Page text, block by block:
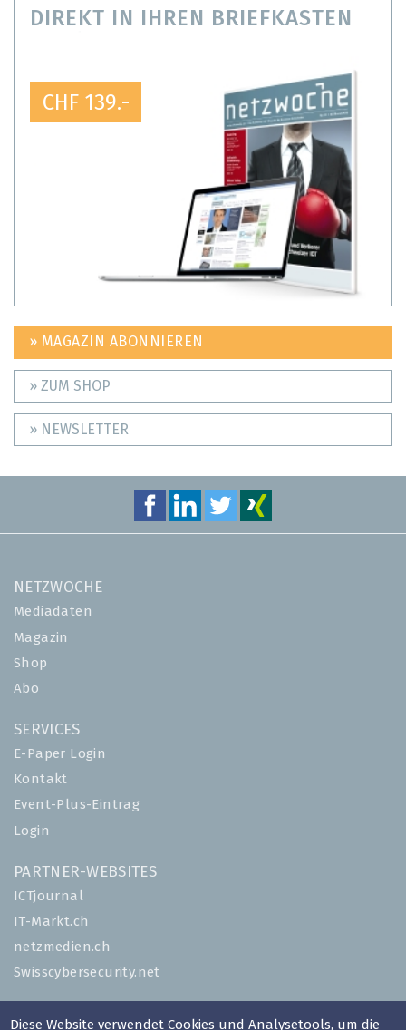
DIREKT IN IHREN BRIEFKASTEN
CHF 139.-
» MAGAZIN ABONNIEREN
» ZUM SHOP
» NEWSLETTER
NETZWOCHE
Mediadaten
Magazin
Shop
Abo
SERVICES
E-Paper Login
Kontakt
Event-Plus-Eintrag
Login
PARTNER-WEBSITES
ICTjournal
IT-Markt.ch
netzmedien.ch
Swisscybersecurity.net
Diese Website verwendet Cookies und Analysetools, um die